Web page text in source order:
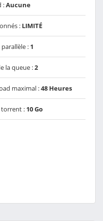
:Aucune
: LIMITÉ
: 1
la queue :2
maximal :48 Heures
torrent : 10 Go